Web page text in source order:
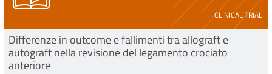
CLINICAL TRIAL
Differenze in outcome e fallimenti tra allograft e
autograft nella revisione del legamento crociato
anteriore